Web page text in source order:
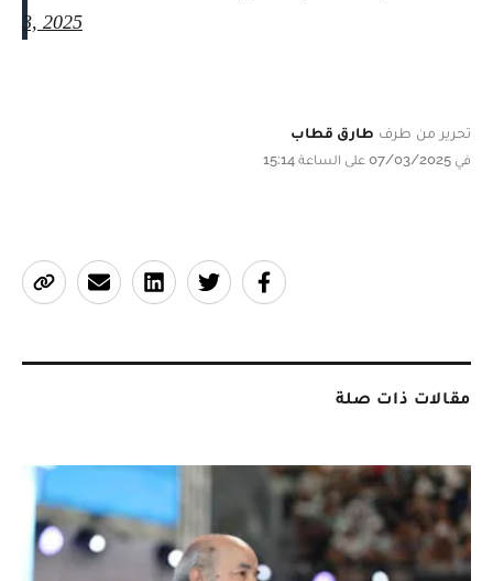
3, 2025
تحرير من طرف طارق قطاب
في 07/03/2025 على الساعة 15:14
مقالات ذات صلة